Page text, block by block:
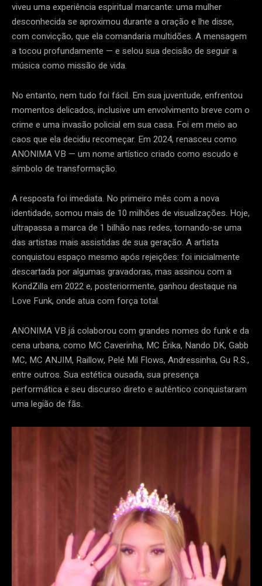
viveu uma experiência espiritual marcante: uma mulher
desconhecida se aproximou durante a oração e lhe disse,
com convicção, que ela comandaria multidões. A mensagem
a tocou profundamente — e selou sua decisão de seguir a
música como missão de vida.
No entanto, nem tudo foi fácil. Em sua juventude, enfrentou
momentos delicados, inclusive um envolvimento breve com o
crime e uma invasão policial em sua casa. Foi em meio ao
caos que ela decidiu recomeçar. Em 2024, renasceu como
ANONIMA VB — um nome artístico criado como escudo e
símbolo de transformação.
A resposta foi imediata. No primeiro mês com a nova
identidade, somou mais de 10 milhões de visualizações. Hoje,
ultrapassa a marca de 1 bilhão nas redes, tornando-se uma
das artistas mais assistidas de sua geração. A artista
conquistou espaço mesmo após rejeições: foi inicialmente
descartada por algumas gravadoras, mas assinou com a
KondZilla em 2022 e, posteriormente, ganhou destaque na
Love Funk, onde atua com força total.
ANONIMA VB já colaborou com grandes nomes do funk e da
cena urbana, como MC Caverinha, MC Érika, Nando DK, Gabb
MC, MC ANJIM, Raillow, Pelé Mil Flows, Andressinha, Gu R.S.,
entre outros. Sua estética ousada, sua presença
performática e seu discurso direto e autêntico conquistaram
uma legião de fãs.